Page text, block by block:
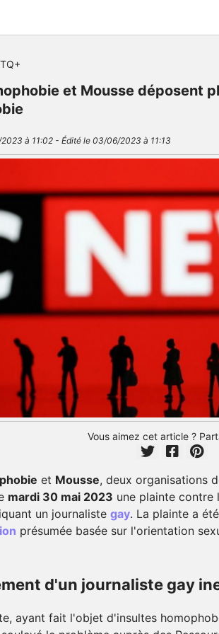
et Mousse déposent
à 11:02 - Édité le 03/06/2023 à 11:13
Vous aimez cet article ?
et Mousse, deux organisations
mardi 30 mai 2023 une plainte contre
un journaliste gay. La plainte a
présumée basée sur l'orientation
d'un journaliste gay
ayant fait l'objet d'insultes